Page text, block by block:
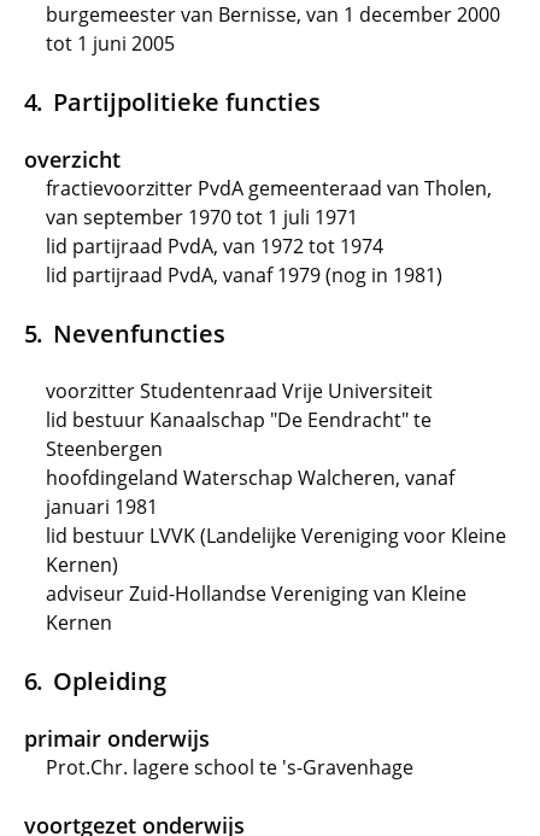
burgemeester van Bernisse, van 1 december 2000
tot 1 juni 2005
Partijpolitieke functies
overzicht
fractievoorzitter PvdA gemeenteraad van Tholen,
van september 1970 tot 1 juli 1971
lid partijraad PvdA, van 1972 tot 1974
lid partijraad PvdA, vanaf 1979 (nog in 1981)
Nevenfuncties
voorzitter Studentenraad Vrije Universiteit
lid bestuur Kanaalschap "De Eendracht" te
Steenbergen
hoofdingeland Waterschap Walcheren, vanaf
januari 1981
lid bestuur LVVK (Landelijke Vereniging voor Kleine
Kernen)
adviseur Zuid-Hollandse Vereniging van Kleine
Kernen
Opleiding
primair onderwijs
Prot.Chr. lagere school te 's-Gravenhage
voortgezet onderwijs